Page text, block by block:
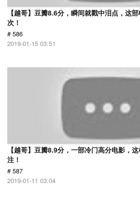
【越哥】豆瓣8.6分，瞬间就戳中泪点，这
次！
# 586
2019-01-15 03:51
【越哥】豆瓣8.9分，一部冷门高分电影，
注！
# 587
2019-01-11 03:04